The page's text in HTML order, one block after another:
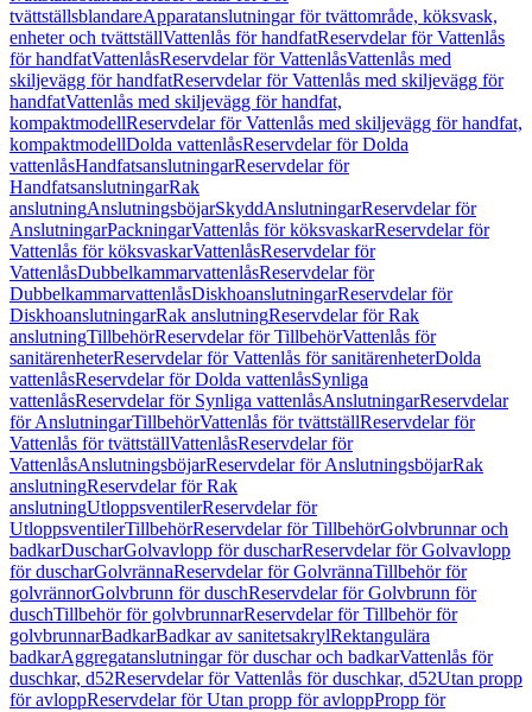
tvättställsblandareApparatanslutningar för tvättområde, köksvask,
enheter och tvättställVattenlås för handfatReservdelar för Vattenlås
för handfatVattenlåsReservdelar för VattenlåsVattenlås med
skiljevägg för handfatReservdelar för Vattenlås med skiljevägg för
handfatVattenlås med skiljevägg för handfat,
kompaktmodellReservdelar för Vattenlås med skiljevägg för handfat,
kompaktmodellDolda vattenlåsReservdelar för Dolda
vattenlåsHandfatsanslutningarReservdelar för
HandfatsanslutningarRak
anslutningAnslutningsböjarSkyddAnslutningarReservdelar för
AnslutningarPackningarVattenlås för köksvaskarReservdelar för
Vattenlås för köksvaskarVattenlåsReservdelar för
VattenlåsDubbelkammarvattenlåsReservdelar för
DubbelkammarvattenlåsDiskhoanslutningarReservdelar för
DiskhoanslutningarRak anslutningReservdelar för Rak
anslutningTillbehörReservdelar för TillbehörVattenlås för
sanitärenheterReservdelar för Vattenlås för sanitärenheterDolda
vattenlåsReservdelar för Dolda vattenlåsSynliga
vattenlåsReservdelar för Synliga vattenlåsAnslutningarReservdelar
för AnslutningarTillbehörVattenlås för tvättställReservdelar för
Vattenlås för tvättställVattenlåsReservdelar för
VattenlåsAnslutningsböjarReservdelar för AnslutningsböjarRak
anslutningReservdelar för Rak
anslutningUtloppsventilerReservdelar för
UtloppsventilerTillbehörReservdelar för TillbehörGolvbrunnar och
badkarDuscharGolvavlopp för duscharReservdelar för Golvavlopp
för duscharGolvrännaReservdelar för GolvrännaTillbehör för
golvrännorGolvbrunn för duschReservdelar för Golvbrunn för
duschTillbehör för golvbrunnarReservdelar för Tillbehör för
golvbrunnarBadkarBadkar av sanitetsakrylRektangulära
badkarAggregatanslutningar för duschar och badkarVattenlås för
duschkar, d52Reservdelar för Vattenlås för duschkar, d52Utan propp
för avloppReservdelar för Utan propp för avloppPropp för